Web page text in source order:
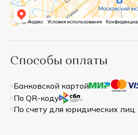
Способы оплаты
Банковской картой
По QR-коду
По счету для юридических лиц